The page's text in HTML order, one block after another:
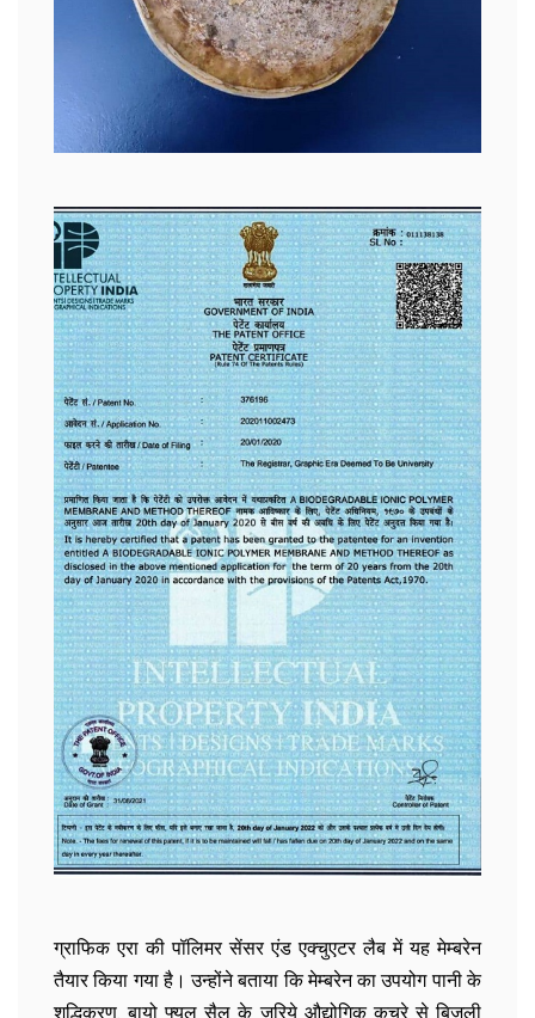
ग्राफिक एरा की पॉलिमर सेंसर एंड एक्चुएटर लैब में यह मेम्बरेन
तैयार किया गया है। उन्होंने बताया कि मेम्बरेन का उपयोग पानी के
शुद्धिकरण, बायो फ्यूल सैल के जरिये औद्योगिक कचरे से बिजली